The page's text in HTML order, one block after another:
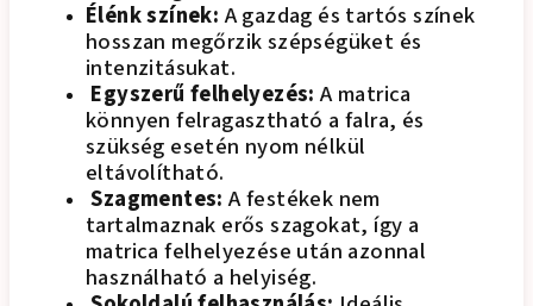
Élénk színek:A gazdag és tartós színek
hosszan megőrzik szépségüket és
intenzitásukat.
Egyszerű felhelyezés:A matrica
könnyen felragasztható a falra, és
szükség esetén nyom nélkül
eltávolítható.
Szagmentes:A festékek nem
tartalmaznak erős szagokat, így a
matrica felhelyezése után azonnal
használható a helyiség.